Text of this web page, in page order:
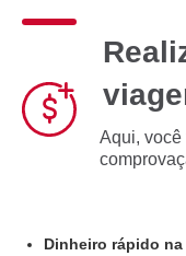
Aqui, você
Dinheiro rápido